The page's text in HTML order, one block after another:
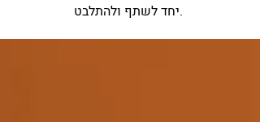
יחד לשתף ולהתלבט.